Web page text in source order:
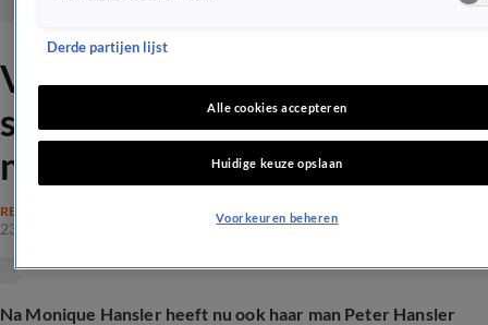
Vragen de Hanslers door
succes meer geld voor een
nieuw seizoen?
REALITY
23 mrt 2026, 11:09
Na Monique Hansler heeft nu ook haar man Peter Hansler
Derde partijen lijst
Alle cookies accepteren
Huidige keuze opslaan
Voorkeuren beheren